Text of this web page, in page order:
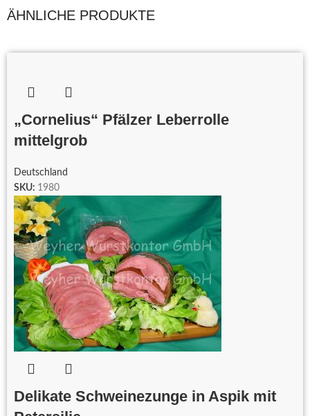
ÄHNLICHE PRODUKTE
„Cornelius“ Pfälzer Leberrolle
mittelgrob
Deutschland
SKU: 1980
Delikate Schweinezunge in Aspik mit